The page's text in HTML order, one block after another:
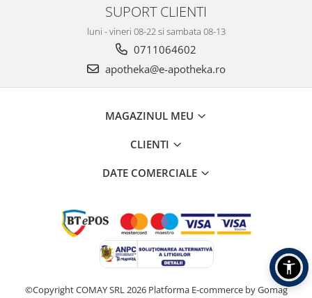
SUPORT CLIENTI
luni - vineri 08-22 si sambata 08-13
0711064602
apotheka@e-apotheka.ro
MAGAZINUL MEU
CLIENTI
DATE COMERCIALE
©Copyright COMAY SRL 2026 Platforma E-commerce by Gomag